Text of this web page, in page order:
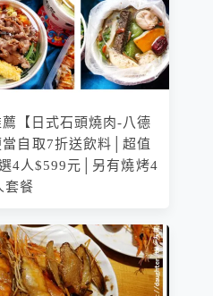
【日式石頭燒肉-八德
自取7折送飲料│超值
4人$599元│另有燒烤4
套餐